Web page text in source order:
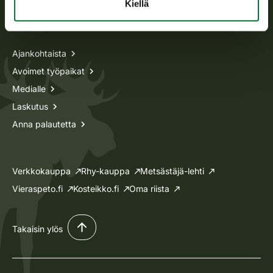
Kiellä
Tietoa meistä
Ajankohtaista
Avoimet työpaikat
Medialle
Laskutus
Anna palautetta
Verkkokauppa Rhy-kauppa
Metsästäjä-lehti
Vieraspeto.fi
Kosteikko.fi Oma riista
Takaisin ylös